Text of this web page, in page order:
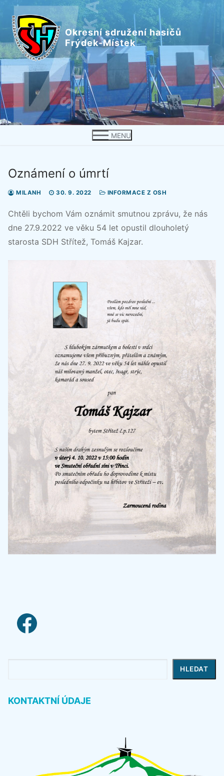
Přeskočit
obsah
Okresní sdružení hasičů
Frýdek-Místek
MENU
Oznámení o úmrtí
MILANH 30. 9. 2022 INFORMACE Z OSH
Chtěli bychom Vám oznámit smutnou zprávu, že nás
dne 27.9.2022 ve věku 54 let opustil dlouholetý
starosta SDH Střítež, Tomáš Kajzar.
facebook link
HLEDAT
KONTAKTNÍ ÚDAJE